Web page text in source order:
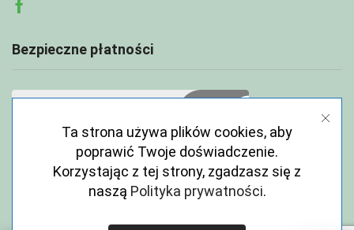
Facebook
Bezpieczne płatności
Ta strona używa plików cookies, aby
poprawić Twoje doświadczenie.
Korzystając z tej strony, zgadzasz się z
naszą Polityka prywatności.